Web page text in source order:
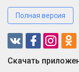
Полная версия
Cкачать